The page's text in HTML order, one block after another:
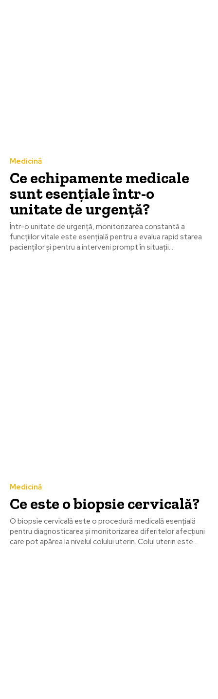
Medicină
Ce echipamente medicale
sunt esențiale într-o
unitate de urgență?
Într-o unitate de urgență, monitorizarea constantă a
funcțiilor vitale este esențială pentru a evalua rapid starea
pacienților și pentru a interveni prompt în situații...
Medicină
Ce este o biopsie cervicală?
O biopsie cervicală este o procedură medicală esențială
pentru diagnosticarea și monitorizarea diferitelor afecțiuni
care pot apărea la nivelul colului uterin. Colul uterin este...